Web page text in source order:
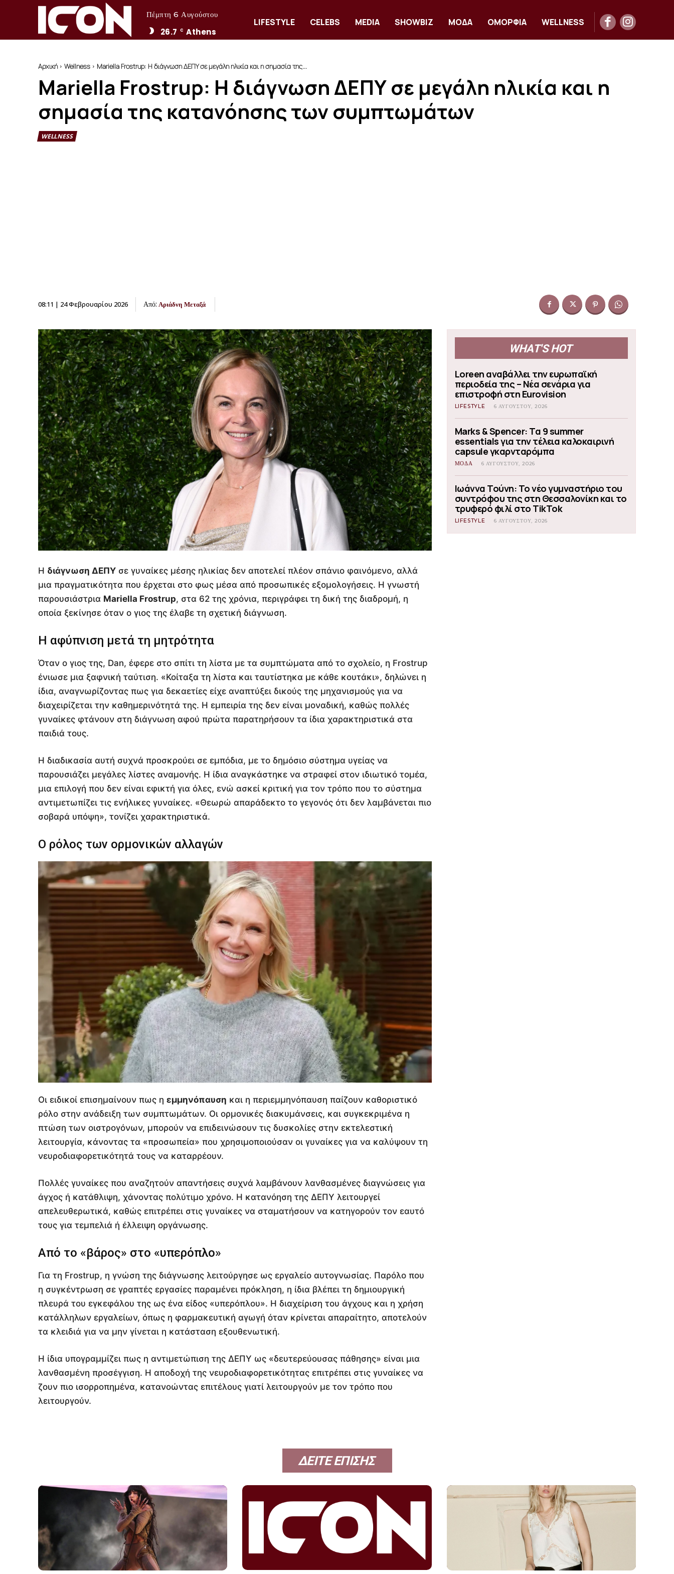
Πέμπτη 6 Αυγούστου
26.7 C Athens
LIFESTYLE CELEBS MEDIA SHOWBIZ ΜΟΔΑ ΟΜΟΡΦΙΑ WELLNESS
Αρχική Wellness Mariella Frostrup: Η διάγνωση ΔΕΠΥ σε μεγάλη ηλικία και η σημασία της...
Mariella Frostrup: Η διάγνωση ΔΕΠΥ σε μεγάλη ηλικία και η
σημασία της κατανόησης των συμπτωμάτων
WELLNESS
08:11 | 24 Φεβρουαρίου 2026 Από: Αριάδνη Μεταξά
Η διάγνωση ΔΕΠΥ σε γυναίκες μέσης ηλικίας δεν αποτελεί πλέον σπάνιο φαινόμενο, αλλά
μια πραγματικότητα που έρχεται στο φως μέσα από προσωπικές εξομολογήσεις. Η γνωστή
παρουσιάστρια Mariella Frostrup, στα 62 της χρόνια, περιγράφει τη δική της διαδρομή, η
οποία ξεκίνησε όταν ο γιος της έλαβε τη σχετική διάγνωση.
Η αφύπνιση μετά τη μητρότητα
Όταν ο γιος της, Dan, έφερε στο σπίτι τη λίστα με τα συμπτώματα από το σχολείο, η Frostrup
ένιωσε μια ξαφνική ταύτιση. «Κοίταξα τη λίστα και ταυτίστηκα με κάθε κουτάκι», δηλώνει η
ίδια, αναγνωρίζοντας πως για δεκαετίες είχε αναπτύξει δικούς της μηχανισμούς για να
διαχειρίζεται την καθημερινότητά της. Η εμπειρία της δεν είναι μοναδική, καθώς πολλές
γυναίκες φτάνουν στη διάγνωση αφού πρώτα παρατηρήσουν τα ίδια χαρακτηριστικά στα
παιδιά τους.
Η διαδικασία αυτή συχνά προσκρούει σε εμπόδια, με το δημόσιο σύστημα υγείας να
παρουσιάζει μεγάλες λίστες αναμονής. Η ίδια αναγκάστηκε να στραφεί στον ιδιωτικό τομέα,
μια επιλογή που δεν είναι εφικτή για όλες, ενώ ασκεί κριτική για τον τρόπο που το σύστημα
αντιμετωπίζει τις ενήλικες γυναίκες. «Θεωρώ απαράδεκτο το γεγονός ότι δεν λαμβάνεται πιο
σοβαρά υπόψη», τονίζει χαρακτηριστικά.
Ο ρόλος των ορμονικών αλλαγών
Οι ειδικοί επισημαίνουν πως η εμμηνόπαυση και η περιεμμηνόπαυση παίζουν καθοριστικό
ρόλο στην ανάδειξη των συμπτωμάτων. Οι ορμονικές διακυμάνσεις, και συγκεκριμένα η
πτώση των οιστρογόνων, μπορούν να επιδεινώσουν τις δυσκολίες στην εκτελεστική
λειτουργία, κάνοντας τα «προσωπεία» που χρησιμοποιούσαν οι γυναίκες για να καλύψουν τη
νευροδιαφορετικότητά τους να καταρρέουν.
Πολλές γυναίκες που αναζητούν απαντήσεις συχνά λαμβάνουν λανθασμένες διαγνώσεις για
άγχος ή κατάθλιψη, χάνοντας πολύτιμο χρόνο. Η κατανόηση της ΔΕΠΥ λειτουργεί
απελευθερωτικά, καθώς επιτρέπει στις γυναίκες να σταματήσουν να κατηγορούν τον εαυτό
τους για τεμπελιά ή έλλειψη οργάνωσης.
Από το «βάρος» στο «υπερόπλο»
Για τη Frostrup, η γνώση της διάγνωσης λειτούργησε ως εργαλείο αυτογνωσίας. Παρόλο που
η συγκέντρωση σε γραπτές εργασίες παραμένει πρόκληση, η ίδια βλέπει τη δημιουργική
πλευρά του εγκεφάλου της ως ένα είδος «υπερόπλου». Η διαχείριση του άγχους και η χρήση
κατάλληλων εργαλείων, όπως η φαρμακευτική αγωγή όταν κρίνεται απαραίτητο, αποτελούν
τα κλειδιά για να μην γίνεται η κατάσταση εξουθενωτική.
Η ίδια υπογραμμίζει πως η αντιμετώπιση της ΔΕΠΥ ως «δευτερεύουσας πάθησης» είναι μια
λανθασμένη προσέγγιση. Η αποδοχή της νευροδιαφορετικότητας επιτρέπει στις γυναίκες να
ζουν πιο ισορροπημένα, κατανοώντας επιτέλους γιατί λειτουργούν με τον τρόπο που
λειτουργούν.
WHAT'S HOT
Loreen αναβάλλει την ευρωπαϊκή
περιοδεία της – Νέα σενάρια για
επιστροφή στη Eurovision
LIFESTYLE 6 ΑΥΓΟΎΣΤΟΥ, 2026
Marks & Spencer: Τα 9 summer
essentials για την τέλεια καλοκαιρινή
capsule γκαρνταρόμπα
ΜΟΔΑ 6 ΑΥΓΟΎΣΤΟΥ, 2026
Ιωάννα Τούνη: Το νέο γυμναστήριο του
συντρόφου της στη Θεσσαλονίκη και το
τρυφερό φιλί στο TikTok
LIFESTYLE 6 ΑΥΓΟΎΣΤΟΥ, 2026
ΔΕΙΤΕ ΕΠΙΣΗΣ